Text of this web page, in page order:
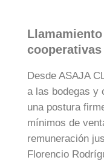
cooperativas
Desde ASAJA
a las bodegas y
una postura
mínimos de
remuneración
Florencio